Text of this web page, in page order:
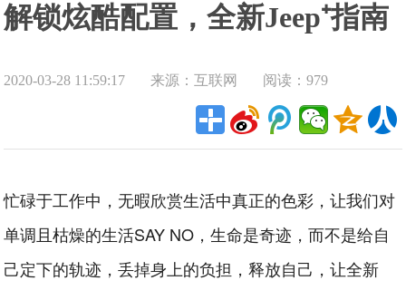
解锁炫酷配置，全新Jeep⁺指南
者为生活疯狂加料
2020-03-28 11:59:17 来源：互联网 阅读：979
忙碌于工作中，无暇欣赏生活中真正的色彩，让我们对
单调且枯燥的生活SAY NO，生命是奇迹，而不是给自
己定下的轨迹，丢掉身上的负担，释放自己，让全新